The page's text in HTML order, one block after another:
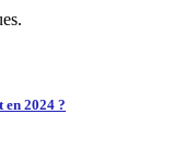
en 2024 ?